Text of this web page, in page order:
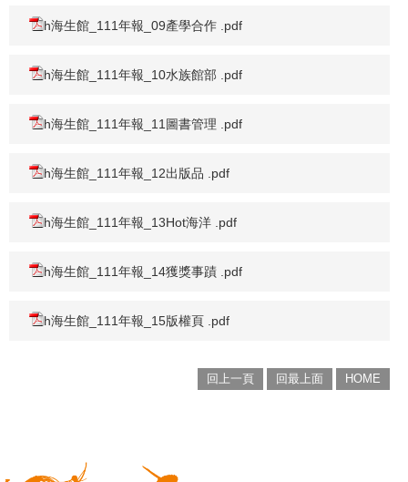
h海生館_111年報_09產學合作 .pdf
h海生館_111年報_10水族館部 .pdf
h海生館_111年報_11圖書管理 .pdf
h海生館_111年報_12出版品 .pdf
h海生館_111年報_13Hot海洋 .pdf
h海生館_111年報_14獲獎事蹟 .pdf
h海生館_111年報_15版權頁 .pdf
回上一頁 回最上面 HOME